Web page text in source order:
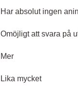
Har absolut ingen
Omöjligt att svara på
Mer
Lika mycket